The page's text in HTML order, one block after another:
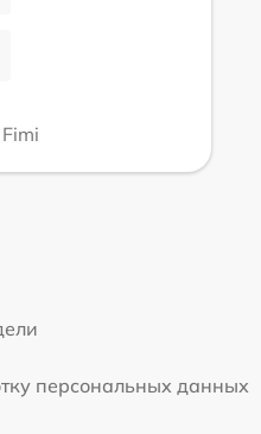
персональных данных